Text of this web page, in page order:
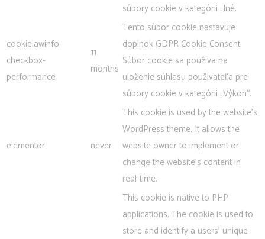
súbory cookie v kategórii „Iné.
cookielawinfo-
checkbox-
performance
11
months
Tento súbor cookie nastavuje
doplnok GDPR Cookie Consent.
Súbor cookie sa používa na
uloženie súhlasu používateľa pre
súbory cookie v kategórii „Výkon“.
elementor never
This cookie is used by the website's
WordPress theme. It allows the
website owner to implement or
change the website's content in
real-time.
This cookie is native to PHP
applications. The cookie is used to
store and identify a users' unique